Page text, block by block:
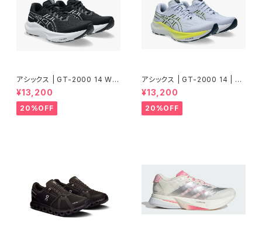
アシックス | GT-2000 14 WID
E | BLACK/WHITE | Women
¥13,200
20%OFF
アシックス | GT-2000 14 | BL
UE FADE/TRANQUIL TEAL |
Men
¥13,200
20%OFF